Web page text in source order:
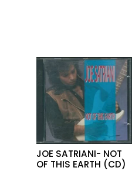
JOE SATRIANI- NOT
OF THIS EARTH (CD)